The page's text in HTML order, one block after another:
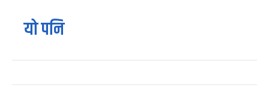
यो पनि